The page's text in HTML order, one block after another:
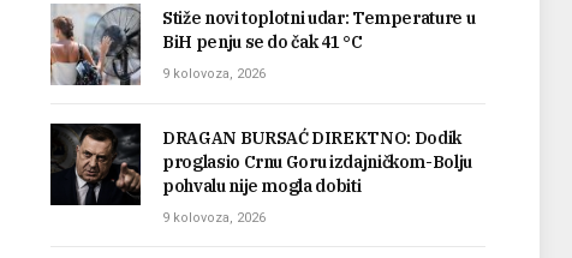
Stiže novi toplotni udar: Temperature u
BiH penju se do čak 41 °C
9 kolovoza, 2026
DRAGAN BURSAĆ DIREKTNO: Dodik
proglasio Crnu Goru izdajničkom-Bolju
pohvalu nije mogla dobiti
9 kolovoza, 2026